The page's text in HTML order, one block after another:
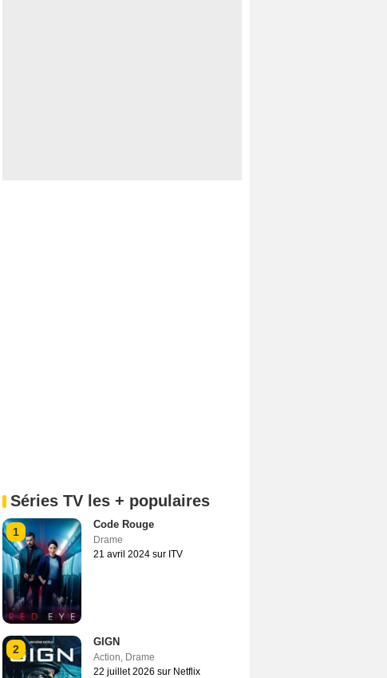
Séries TV les + populaires
1
Code Rouge
Drame
21 avril 2024 sur ITV
2
GIGN
Action, Drame
22 juillet 2026 sur Netflix